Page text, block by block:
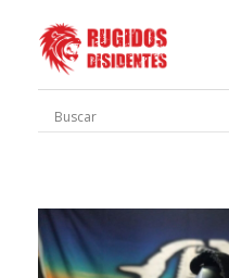
Rugidos Disidentes
Bogotá - Colombia | ISSN 2619-5569